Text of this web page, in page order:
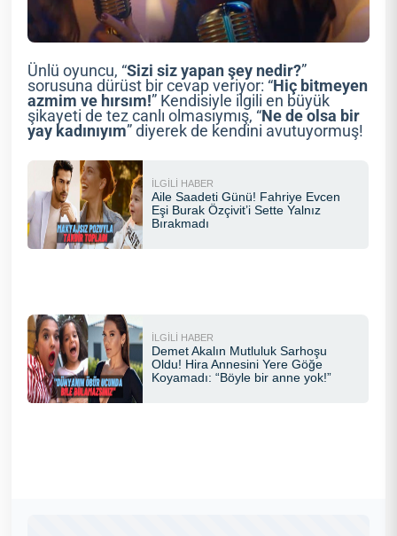
Ünlü oyuncu, “Sizi siz yapan şey nedir?”
sorusuna dürüst bir cevap veriyor: “Hiç bitmeyen
azmim ve hırsım!” Kendisiyle ilgili en büyük
şikayeti de tez canlı olmasıymış, “Ne de olsa bir
yay kadınıyım” diyerek de kendini avutuyormuş!